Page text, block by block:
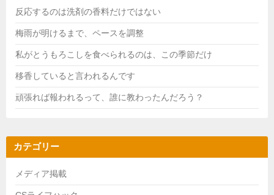
反応するのは洗剤の香料だけではない
梅雨が明けるまで、ペースを調整
私がとうもろこしを食べられるのは、この季節だけ
移香していると言われるんです
頑張れば報われるって、誰に教わったんだろう？
カテゴリー
メディア掲載